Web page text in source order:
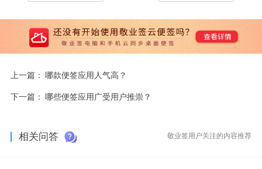
上一篇： 哪款便签应用人气高？
下一篇： 哪些便签应用广受用户推崇？
相关问答 敬业签用户关注的内容推荐